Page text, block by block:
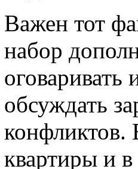
Важен тот
набор
обсуждать
конфликтов.
квартиры и